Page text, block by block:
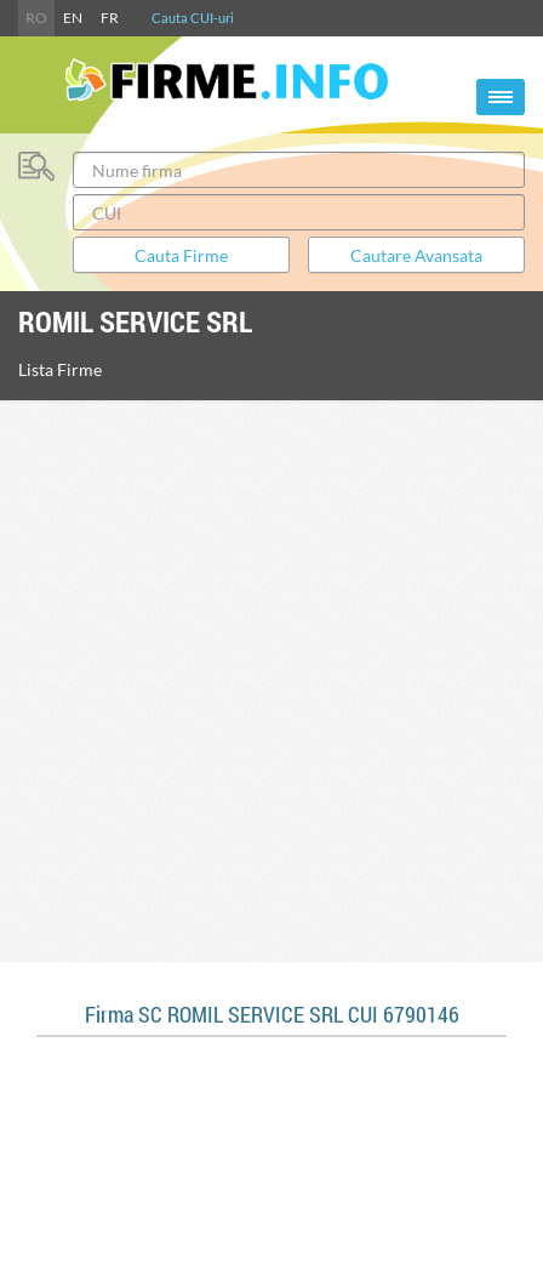
RO EN FR Cauta CUI-uri
ROMIL SERVICE SRL
Lista Firme
Firma SC ROMIL SERVICE SRL CUI 6790146